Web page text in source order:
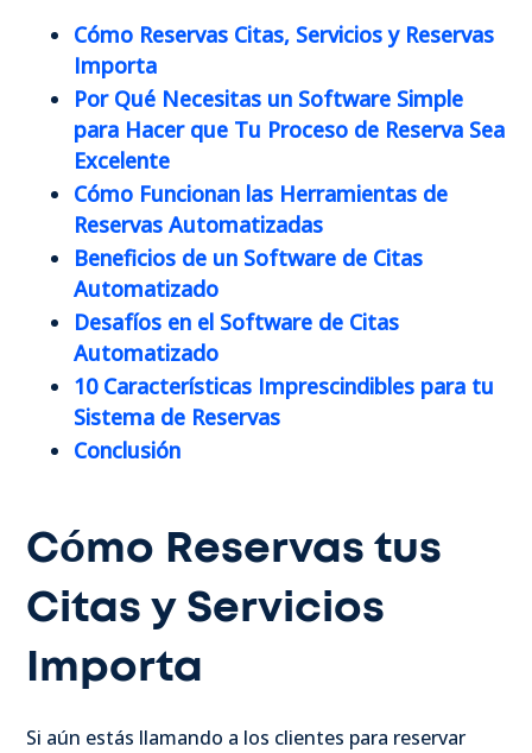
Cómo Reservas Citas, Servicios y Reservas
Importa
Por Qué Necesitas un Software Simple
para Hacer que Tu Proceso de Reserva Sea
Excelente
Cómo Funcionan las Herramientas de
Reservas Automatizadas
Beneficios de un Software de Citas
Automatizado
Desafíos en el Software de Citas
Automatizado
10 Características Imprescindibles para tu
Sistema de Reservas
Conclusión
Cómo Reservas tus
Citas y Servicios
Importa
Si aún estás llamando a los clientes para reservar